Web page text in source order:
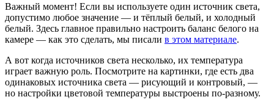
Важный момент! Если вы используете один источник света,
допустимо любое значение — и тёплый белый, и холодный
белый. Здесь главное правильно настроить баланс белого на
камере — как это сделать, мы писали в этом материале.
А вот когда источников света несколько, их температура
играет важную роль. Посмотрите на картинки, где есть два
одинаковых источника света — рисующий и контровый, —
но настройки цветовой температуры выстроены по-разному.